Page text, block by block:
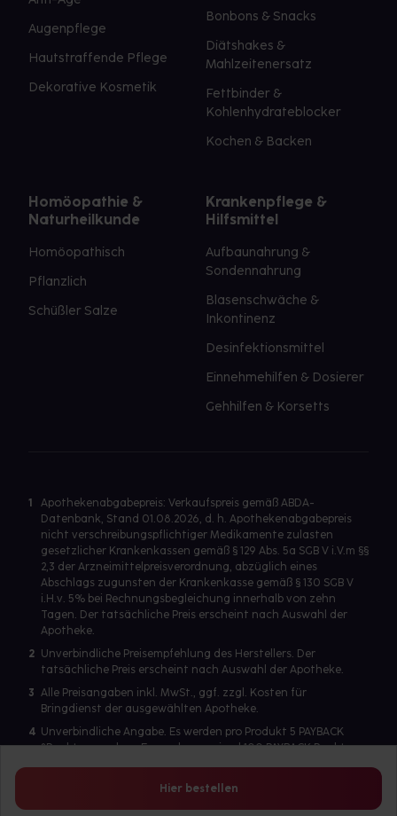
Hier bestellen
Augenpflege
Hautstraffende Pflege
Dekorative Kosmetik
Bonbons & Snacks
Diätshakes &
Mahlzeitenersatz
Fettbinder &
Kohlenhydrateblocker
Kochen & Backen
Homöopathie &
Naturheilkunde
Homöopathisch
Pflanzlich
Schüßler Salze
Krankenpflege &
Hilfsmittel
Aufbaunahrung &
Sondennahrung
Blasenschwäche &
Inkontinenz
Desinfektionsmittel
Einnehmehilfen & Dosierer
Gehhilfen & Korsetts
1
Apothekenabgabepreis: Verkaufspreis gemäß ABDA-
Datenbank, Stand 01.08.2026, d. h. Apothekenabgabepreis
nicht verschreibungspflichtiger Medikamente zulasten
gesetzlicher Krankenkassen gemäß § 129 Abs. 5a SGB V i.V.m §§
2,3 der Arzneimittelpreisverordnung, abzüglich eines
Abschlags zugunsten der Krankenkasse gemäß § 130 SGB V
i.H.v. 5% bei Rechnungsbegleichung innerhalb von zehn
Tagen. Der tatsächliche Preis erscheint nach Auswahl der
Apotheke.
2 Unverbindliche Preisempfehlung des Herstellers. Der
tatsächliche Preis erscheint nach Auswahl der Apotheke.
3 Alle Preisangaben inkl. MwSt., ggf. zzgl. Kosten für
Bringdienst der ausgewählten Apotheke.
4 Unverbindliche Angabe. Es werden pro Produkt 5 PAYBACK
°Punkte vergeben. Es werden maximal 100 PAYBACK Punkte
abgegebene Artikel werden keine PAYBACK Punkte vergeben.
Es wird ein Benutzerkonto benötigt, um die PAYBACK-